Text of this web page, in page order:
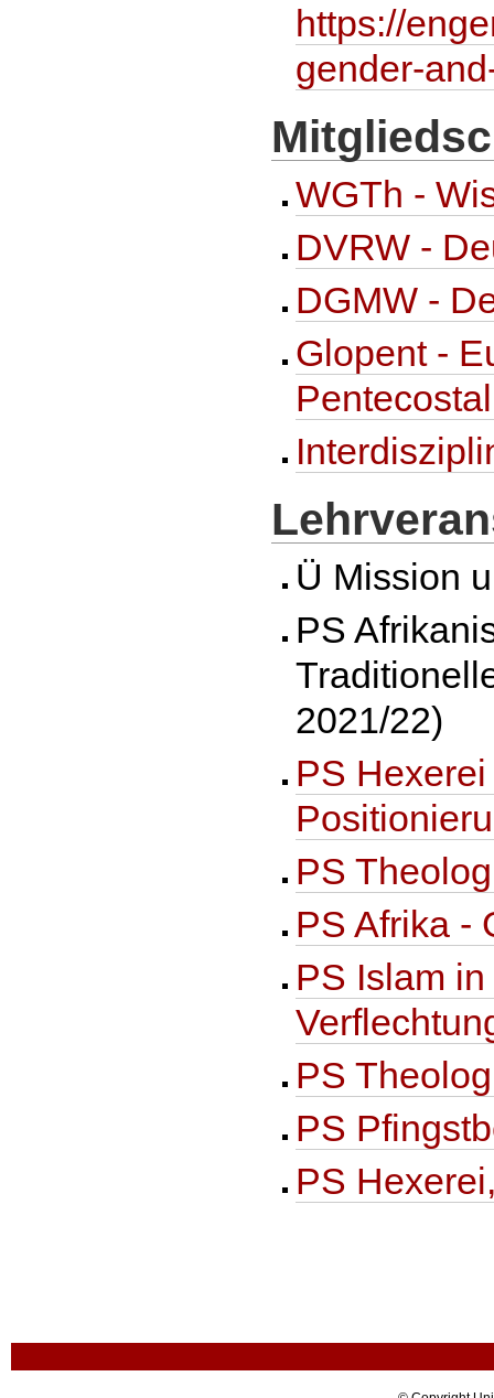
https://
gender-
WGTh -
DVRW -
DGMW -
Glopent -
Ü Mission
PS
2021/22)
PS
PS
PS Afrika -
PS Islam
PS
PS
PS